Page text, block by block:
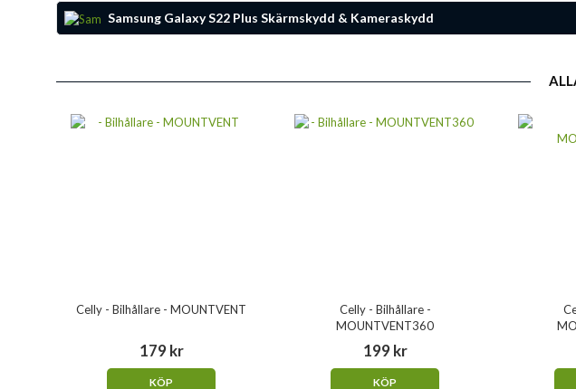
Samsung Galaxy S22 Plus Skärmskydd & Kameraskydd
Celly - Bilhållare - MOUNTVENT
179 kr
KÖP
Celly - Bilhållare -
MOUNTVENT360
199 kr
KÖP